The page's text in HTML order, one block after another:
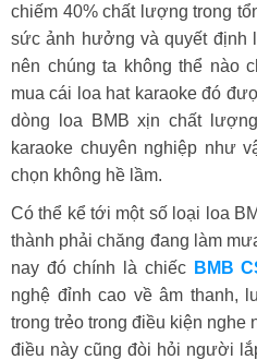
chiếm 40% chất lượng trong
sức ảnh hưởng và quyết
nên chúng ta không thể nào
mua cái loa hat karaoke đó
dòng loa BMB xịn chất
karaoke chuyên nghiệp như
chọn không hề lầm.
Có thể kể tới một số loại loa
thành phải chăng đang làm
nay đó chính là chiếc BMB
nghệ đỉnh cao về âm thanh,
trong trẻo trong điều kiện nghe
điều này cũng đòi hỏi người